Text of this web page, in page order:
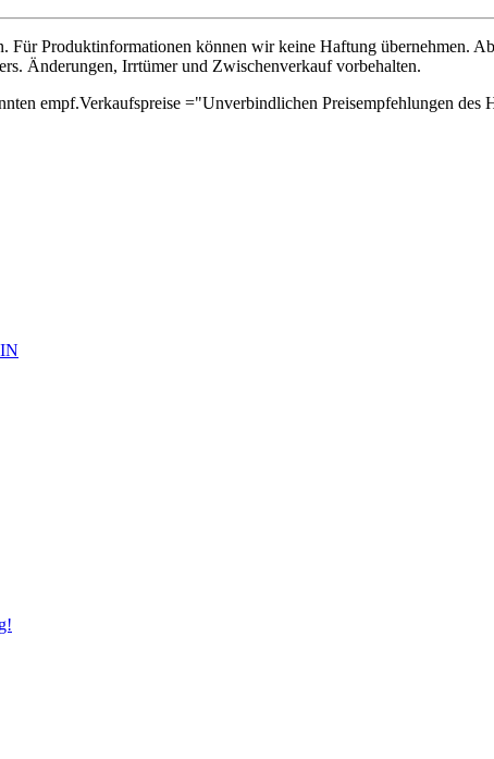
Für Produktinformationen können wir keine Haftung übernehmen.
Änderungen, Irrtümer und Zwischenverkauf vorbehalten.
empf.Verkaufspreise ="Unverbindlichen Preisempfehlungen